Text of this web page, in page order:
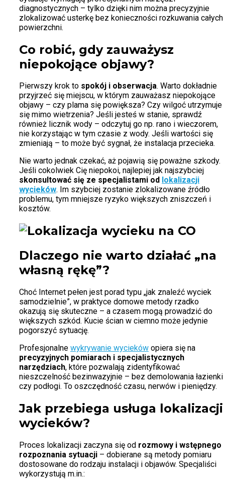
diagnostycznych – tylko dzięki nim można precyzyjnie
zlokalizować usterkę bez konieczności rozkuwania całych
powierzchni.
Co robić, gdy zauważysz
niepokojące objawy?
Pierwszy krok to spokój i obserwacja. Warto dokładnie
przyjrzeć się miejscu, w którym zauważasz niepokojące
objawy – czy plama się powiększa? Czy wilgoć utrzymuje
się mimo wietrzenia? Jeśli jesteś w stanie, sprawdź
również licznik wody – odczytuj go np. rano i wieczorem,
nie korzystając w tym czasie z wody. Jeśli wartości się
zmieniają – to może być sygnał, że instalacja przecieka.
Nie warto jednak czekać, aż pojawią się poważne szkody.
Jeśli cokolwiek Cię niepokoi, najlepiej jak najszybciej
skonsultować się ze specjalistami od lokalizacji
wycieków. Im szybciej zostanie zlokalizowane źródło
problemu, tym mniejsze ryzyko większych zniszczeń i
kosztów.
Dlaczego nie warto działać „na
własną rękę”?
Choć Internet pełen jest porad typu „jak znaleźć wyciek
samodzielnie”, w praktyce domowe metody rzadko
okazują się skuteczne – a czasem mogą prowadzić do
większych szkód. Kucie ścian w ciemno może jedynie
pogorszyć sytuację.
Profesjonalne wykrywanie wycieków opiera się na
precyzyjnych pomiarach i specjalistycznych
narzędziach, które pozwalają zidentyfikować
nieszczelność bezinwazyjnie – bez demolowania łazienki
czy podłogi. To oszczędność czasu, nerwów i pieniędzy.
Jak przebiega usługa lokalizacji
wycieków?
Proces lokalizacji zaczyna się od rozmowy i wstępnego
rozpoznania sytuacji – dobierane są metody pomiaru
dostosowane do rodzaju instalacji i objawów. Specjaliści
wykorzystują m.in.: